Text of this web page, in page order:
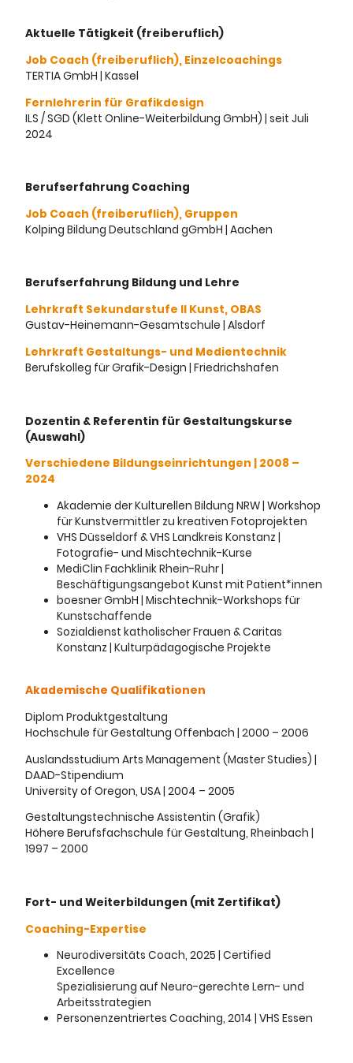
Aktuelle Tätigkeit (freiberuflich)
Job Coach (freiberuflich), Einzelcoachings
TERTIA GmbH | Kassel
Fernlehrerin für Grafikdesign
ILS / SGD (Klett Online-Weiterbildung GmbH) | seit Juli
2024
Berufserfahrung Coaching
Job Coach (freiberuflich), Gruppen
Kolping Bildung Deutschland gGmbH | Aachen
Berufserfahrung Bildung und Lehre
Lehrkraft Sekundarstufe II Kunst, OBAS
Gustav-Heinemann-Gesamtschule | Alsdorf
Lehrkraft Gestaltungs- und Medientechnik
Berufskolleg für Grafik-Design | Friedrichshafen
Dozentin & Referentin für Gestaltungskurse
(Auswahl)
Verschiedene Bildungseinrichtungen | 2008 –
2024
Akademie der Kulturellen Bildung NRW | Workshop
für Kunstvermittler zu kreativen Fotoprojekten
VHS Düsseldorf & VHS Landkreis Konstanz |
Fotografie- und Mischtechnik-Kurse
MediClin Fachklinik Rhein-Ruhr |
Beschäftigungsangebot Kunst mit Patient*innen
boesner GmbH | Mischtechnik-Workshops für
Kunstschaffende
Sozialdienst katholischer Frauen & Caritas
Konstanz | Kulturpädagogische Projekte
Akademische Qualifikationen
Diplom Produktgestaltung
Hochschule für Gestaltung Offenbach | 2000 – 2006
Auslandsstudium Arts Management (Master Studies) |
DAAD-Stipendium
University of Oregon, USA | 2004 – 2005
Gestaltungstechnische Assistentin (Grafik)
Höhere Berufsfachschule für Gestaltung, Rheinbach |
1997 – 2000
Fort- und Weiterbildungen (mit Zertifikat)
Coaching-Expertise
Neurodiversitäts Coach, 2025 | Certified
Excellence
Spezialisierung auf Neuro-gerechte Lern- und
Arbeitsstrategien
Personenzentriertes Coaching, 2014 | VHS Essen